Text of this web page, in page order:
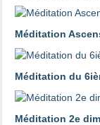
Méditation
Méditation du
Méditation 2e